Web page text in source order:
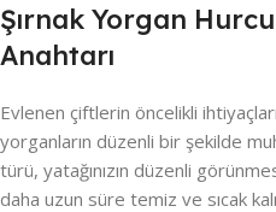
Şırnak Yorgan
Anahtarı
Evlenen çiftlerin öncelikli
yorganların düzenli bir şekilde
türü, yatağınızın düzenli
daha uzun süre temiz ve sıcak